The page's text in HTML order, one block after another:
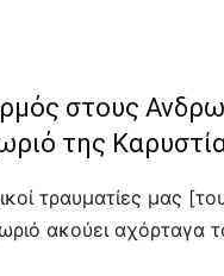
στους
της
τραυματίες μας
ακούει αχόρταγα